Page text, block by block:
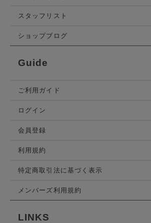
スタッフリスト
ショップブログ
Guide
ご利用ガイド
ログイン
会員登録
利用規約
特定商取引法に基づく表示
メンバーズ利用規約
LINKS